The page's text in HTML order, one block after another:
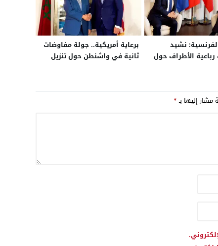
نشيد
الأطراف حول
برعاية أمريكية.. جولة مفاوضات
ثانية في واشنطن حول تنزيل
مشار إليها بـ*